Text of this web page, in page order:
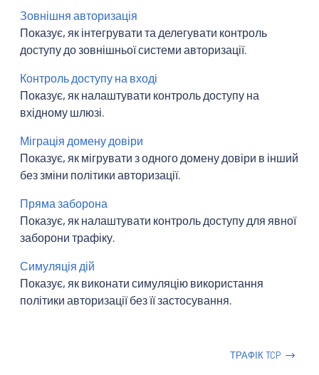
Зовнішня авторизація
Показує, як інтегрувати та делегувати контроль
доступу до зовнішньої системи авторизації.
Контроль доступу на вході
Показує, як налаштувати контроль доступу на
вхідному шлюзі.
Міграція домену довіри
Показує, як мігрувати з одного домену довіри в інший
без зміни політики авторизації.
Пряма заборона
Показує, як налаштувати контроль доступу для явної
заборони трафіку.
Симуляція дій
Показує, як виконати симуляцію використання
політики авторизації без її застосування.
ТРАФІК TCP